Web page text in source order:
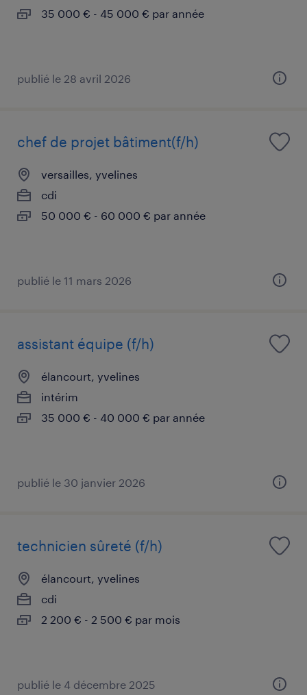
35 000 € - 45 000 € par année
publié le 28 avril 2026
chef de projet bâtiment(f/h)
versailles, yvelines
cdi
50 000 € - 60 000 € par année
publié le 11 mars 2026
assistant équipe (f/h)
élancourt, yvelines
intérim
35 000 € - 40 000 € par année
publié le 30 janvier 2026
technicien sûreté (f/h)
élancourt, yvelines
cdi
2 200 € - 2 500 € par mois
publié le 4 décembre 2025